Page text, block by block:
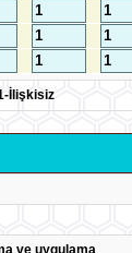
İlişkisiz
ve uygulama